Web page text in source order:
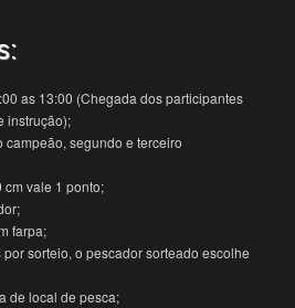
as 13:00 (Chegada dos participantes
instrução);
campeão, segundo e terceiro
cm vale 1 ponto;
farpa;
sorteio, o pescador sorteado escolhe
de local de pesca;